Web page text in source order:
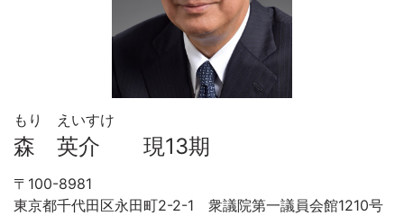
もり えいすけ
森 英介 現13期
〒100-8981
東京都千代田区永田町2-2-1 衆議院第一議員会館1210号